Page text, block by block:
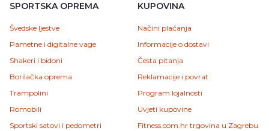
SPORTSKA OPREMA
Švedske ljestve
Pametne i digitalne vage
Shakeri i bidoni
Borilačka oprema
Trampolini
Romobili
Sportski satovi i pedometri
KUPOVINA
Načini plaćanja
Informacije o dostavi
Česta pitanja
Reklamacije i povrat
Program lojalnosti
Uvjeti kupovine
Fitness.com.hr trgovina u Zagrebu